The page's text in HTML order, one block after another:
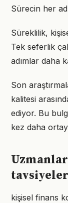
Sürecin her
Süreklilik,
Tek seferlik
adımlar daha
Son
kalitesi
ediyor. Bu
kez daha
kişisel finans